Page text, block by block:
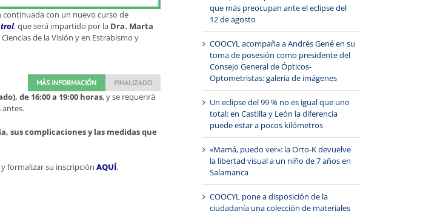
continuada con un nuevo curso de
, que será impartido por la Dra. Marta
de la Visión y en Estrabismo y
MÁS INFORMACIÓN FINALIZADO
de 16:00 a 19:00 horas, y se requerirá
antes.
sus complicaciones y las medidas que
y formalizar su inscripción AQUÍ.
que más preocupan ante el eclipse del
12 de agosto
COOCYL acompaña a Andrés Gené en su
toma de posesión como presidente del
Consejo General de Ópticos-
Optometristas: galería de imágenes
Un eclipse del 99 % no es igual que uno
total: en Castilla y León la diferencia
puede estar a pocos kilómetros
«Mamá, puedo ver»: la Orto-K devuelve
la libertad visual a un niño de 7 años en
Salamanca
COOCYL pone a disposición de la
ciudadanía una colección de materiales